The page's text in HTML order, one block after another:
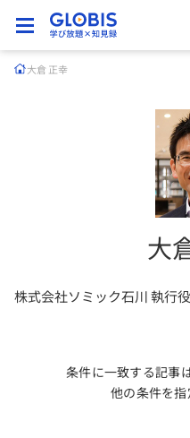
大倉 正幸
大
株式会社ソミック石川 執行
条件に一致する記事
他の条件を指